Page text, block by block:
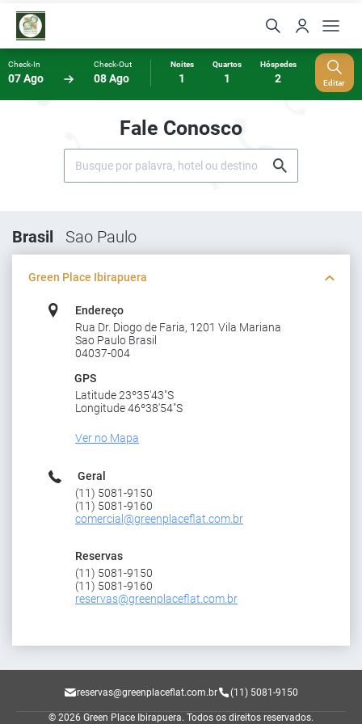
Check-In
07 Ago
Check-Out
08 Ago
Noites
1
Quartos
1
Hóspedes
2 Editar
Fale Conosco
Brasil Sao Paulo
Green Place Ibirapuera
Endereço
Rua Dr. Diogo de Faria, 1201 Vila Mariana
Sao Paulo Brasil
04037-004
GPS
Latitude 23º35'43"S
Longitude 46º38'54"S
Ver no Mapa
Geral
(11) 5081-9150
(11) 5081-9160
comercial@greenplaceflat.com.br
Reservas
(11) 5081-9150
(11) 5081-9160
reservas@greenplaceflat.com.br
reservas@greenplaceflat.com.br (11) 5081-9150
© 2026 Green Place Ibirapuera. Todos os direitos reservados.